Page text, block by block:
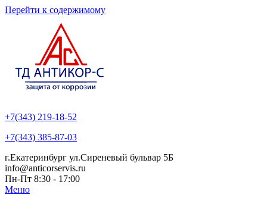
Перейти к содержимому
+7(343) 219-18-52
+7(343) 385-87-03
г.Екатеринбург ул.Сиреневый бульвар 5Б
info@anticorservis.ru
Пн-Пт 8:30 - 17:00
Меню